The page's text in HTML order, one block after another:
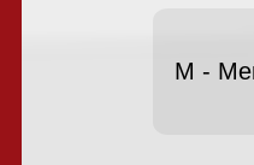
M -